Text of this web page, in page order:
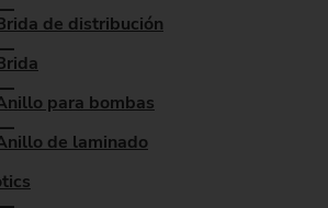
de distribución
para bombas
de laminado